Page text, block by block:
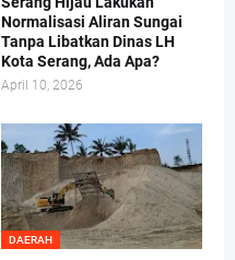
Normalisasi Aliran Sungai
Tanpa Libatkan Dinas LH
Kota Serang, Ada Apa?
April 10, 2026
DAERAH